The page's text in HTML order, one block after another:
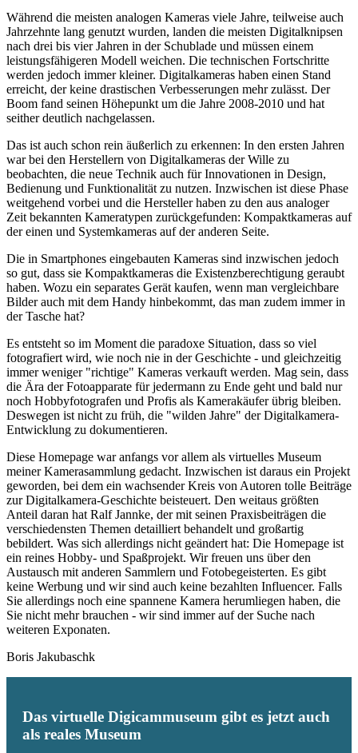
Während die meisten analogen Kameras viele Jahre, teilweise auch
Jahrzehnte lang genutzt wurden, landen die meisten Digitalknipsen
nach drei bis vier Jahren in der Schublade und müssen einem
leistungsfähigeren Modell weichen. Die technischen Fortschritte
werden jedoch immer kleiner. Digitalkameras haben einen Stand
erreicht, der keine drastischen Verbesserungen mehr zulässt. Der
Boom fand seinen Höhepunkt um die Jahre 2008-2010 und hat
seither deutlich nachgelassen.
Das ist auch schon rein äußerlich zu erkennen: In den ersten Jahren
war bei den Herstellern von Digitalkameras der Wille zu
beobachten, die neue Technik auch für Innovationen in Design,
Bedienung und Funktionalität zu nutzen. Inzwischen ist diese Phase
weitgehend vorbei und die Hersteller haben zu den aus analoger
Zeit bekannten Kameratypen zurückgefunden: Kompaktkameras auf
der einen und Systemkameras auf der anderen Seite.
Die in Smartphones eingebauten Kameras sind inzwischen jedoch
so gut, dass sie Kompaktkameras die Existenzberechtigung geraubt
haben. Wozu ein separates Gerät kaufen, wenn man vergleichbare
Bilder auch mit dem Handy hinbekommt, das man zudem immer in
der Tasche hat?
Es entsteht so im Moment die paradoxe Situation, dass so viel
fotografiert wird, wie noch nie in der Geschichte - und gleichzeitig
immer weniger "richtige" Kameras verkauft werden. Mag sein, dass
die Ära der Fotoapparate für jedermann zu Ende geht und bald nur
noch Hobbyfotografen und Profis als Kamerakäufer übrig bleiben.
Deswegen ist nicht zu früh, die "wilden Jahre" der Digitalkamera-
Entwicklung zu dokumentieren.
Diese Homepage war anfangs vor allem als virtuelles Museum
meiner Kamerasammlung gedacht. Inzwischen ist daraus ein Projekt
geworden, bei dem ein wachsender Kreis von Autoren tolle Beiträge
zur Digitalkamera-Geschichte beisteuert. Den weitaus größten
Anteil daran hat Ralf Jannke, der mit seinen Praxisbeiträgen die
verschiedensten Themen detailliert behandelt und großartig
bebildert. Was sich allerdings nicht geändert hat: Die Homepage ist
ein reines Hobby- und Spaßprojekt. Wir freuen uns über den
Austausch mit anderen Sammlern und Fotobegeisterten. Es gibt
keine Werbung und wir sind auch keine bezahlten Influencer. Falls
Sie allerdings noch eine spannene Kamera herumliegen haben, die
Sie nicht mehr brauchen - wir sind immer auf der Suche nach
weiteren Exponaten.
Boris Jakubaschk
Das virtuelle Digicammuseum gibt es jetzt auch
als reales Museum